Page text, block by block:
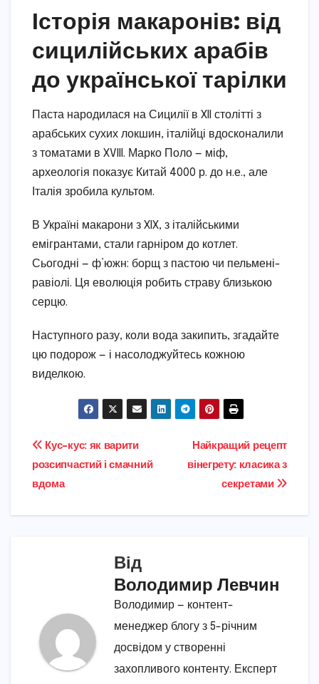
Історія макаронів: від
сицилійських арабів
до української тарілки
Паста народилася на Сицилії в XII столітті з
арабських сухих локшин, італійці вдосконалили
з томатами в XVIII. Марко Поло — міф,
археологія показує Китай 4000 р. до н.е., але
Італія зробила культом.
В Україні макарони з XIX, з італійськими
емігрантами, стали гарніром до котлет.
Сьогодні — ф’южн: борщ з пастою чи пельмені-
равіолі. Ця еволюція робить страву близькою
серцю.
Наступного разу, коли вода закипить, згадайте
цю подорож — і насолоджуйтесь кожною
виделкою.
Навігація
записів
Найкращий рецепт
вінегрету: класика з
секретами
Кус-кус: як варити
розсипчастий і смачний
вдома
Від
Володимир Левчин
Володимир — контент-
менеджер блогу з 5-річним
досвідом у створенні
захопливого контенту. Експерт